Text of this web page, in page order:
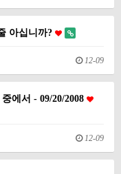
아십니까?
12-09
에서 - 09/20/2008
12-09